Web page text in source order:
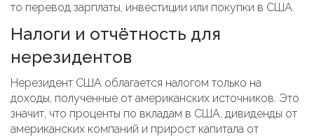
то перевод зарплаты, инвестиции или покупки в США.
Налоги и отчётность для
нерезидентов
Нерезидент США облагается налогом только на
доходы, полученные от американских источников. Это
значит, что проценты по вкладам в США, дивиденды от
американских компаний и прирост капитала от